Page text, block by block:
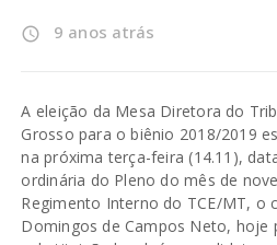
access_time 9 anos atrás
A eleição da Mesa Diretora do
Grosso para o biênio 2018/2019
na próxima terça-feira (14.11),
ordinária do Pleno do mês de
Regimento Interno do TCE/MT, o
Domingos de Campos Neto, hoje